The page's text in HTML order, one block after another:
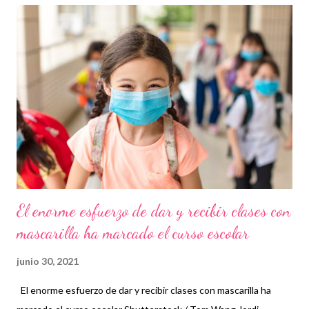
escolar perquè els nou mesos següents vagin com una seda. 1.
El procés d'adaptació. Després de les vacances, tornar al dia a
dia, incloent-hi els horaris estrictes del col·legi o l'institut, se'ns
pot fer una muntanya. Però els experts recorden que el que és
extraordinari són les vacances, per la qual cosa «tornar a la rutina
ha de ser un procés natural que podem anticipar alguns dies
recuperant ja hor...
El enorme esfuerzo de dar y recibir clases con
mascarilla ha marcado el curso escolar
junio 30, 2021
El enorme esfuerzo de dar y recibir clases con mascarilla ha